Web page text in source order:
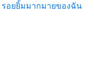
อยยิ้มมากมายของฉัน